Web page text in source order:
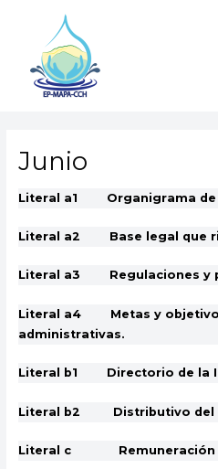
contenido
Junio
Literal a1 Organigrama de
Literal a2 Base legal que
Literal a3 Regulaciones y
Literal a4 Metas y
administrativas.
Literal b1 Directorio de la
Literal b2 Distributivo del
Literal c Remuneración